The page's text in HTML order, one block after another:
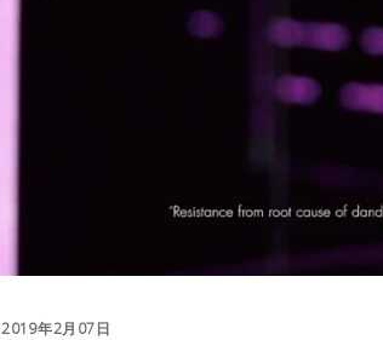
2019年2月07日